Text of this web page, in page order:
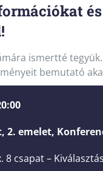
ismertté
bemutató
2. emelet,
8 csapat –